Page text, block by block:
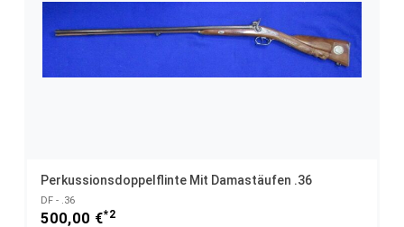
Perkussionsdoppelflinte Mit Damastäufen .36
DF - .36
500,00 €*2